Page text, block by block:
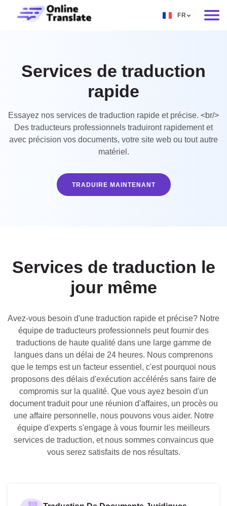
FR
DE
FR
ES
NL
TL
ID
FI
Services de traduction
rapide
Essayez nos services de traduction rapide et précise. <br/>
Des traducteurs professionnels traduiront rapidement et
avec précision vos documents, votre site web ou tout autre
matériel.
TRADUIRE MAINTENANT
Services de traduction le
jour même
Avez-vous besoin d'une traduction rapide et précise? Notre
équipe de traducteurs professionnels peut fournir des
traductions de haute qualité dans une large gamme de
langues dans un délai de 24 heures. Nous comprenons
que le temps est un facteur essentiel, c'est pourquoi nous
proposons des délais d'exécution accélérés sans faire de
compromis sur la qualité. Que vous ayez besoin d'un
document traduit pour une réunion d'affaires, un procès ou
une affaire personnelle, nous pouvons vous aider. Notre
équipe d'experts s'engage à vous fournir les meilleurs
services de traduction, et nous sommes convaincus que
vous serez satisfaits de nos résultats.